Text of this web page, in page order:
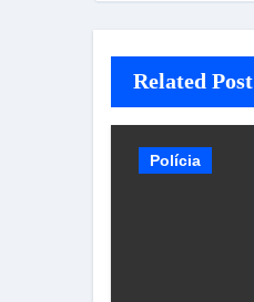
Related Post
Polícia